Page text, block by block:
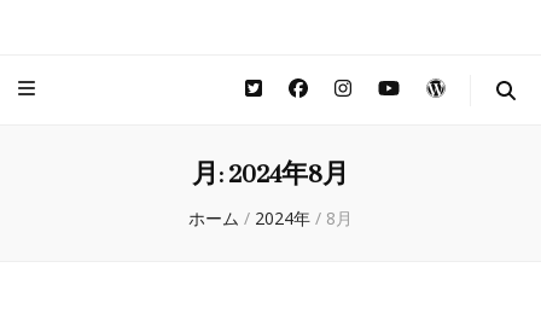
月:2024年8月
ホーム / 2024年 / 8月